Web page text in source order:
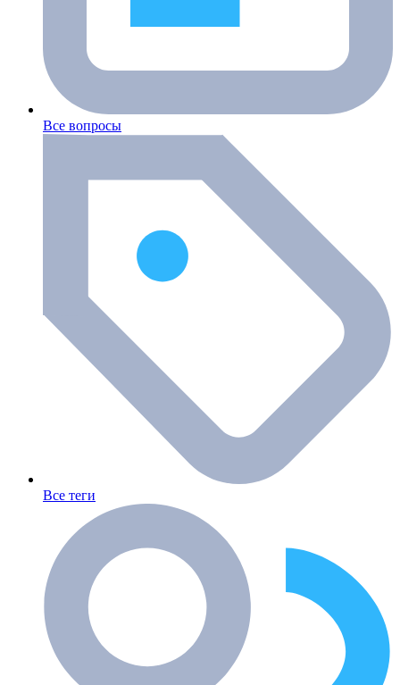
Все вопросы
Все теги